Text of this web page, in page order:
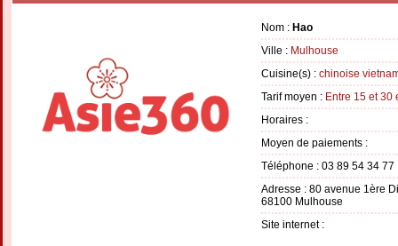
Nom : Hao
Ville : Mulhouse
Cuisine(s) : chinoise
Tarif moyen : Entre 15 et 30
Horaires :
Moyen de paiements :
Téléphone : 03 89 54 34 77
Adresse : 80 avenue 1ère
68100 Mulhouse
Site internet :